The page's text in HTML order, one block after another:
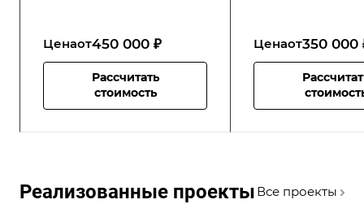
Ценаот450 000 ₽
Рассчитать
стоимость
Ценаот350 000
Реализованные проекты Все проекты